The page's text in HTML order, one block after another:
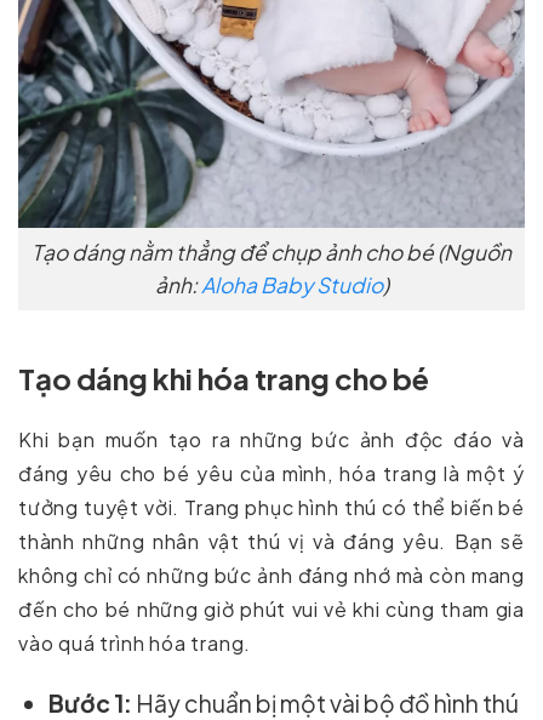
Tạo dáng nằm thẳng để chụp ảnh cho bé (Nguồn
ảnh:Aloha Baby Studio)
Tạo dáng khi hóa trang cho bé
Khi bạn muốn tạo ra những bức ảnh độc đáo và
đáng yêu cho bé yêu của mình, hóa trang là một ý
tưởng tuyệt vời. Trang phục hình thú có thể biến bé
thành những nhân vật thú vị và đáng yêu. Bạn sẽ
không chỉ có những bức ảnh đáng nhớ mà còn mang
đến cho bé những giờ phút vui vẻ khi cùng tham gia
vào quá trình hóa trang.
Bước 1: Hãy chuẩn bị một vài bộ đồ hình thú